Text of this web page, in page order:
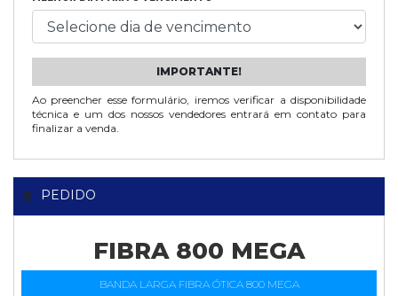
IMPORTANTE!
Ao preencher esse formulário, iremos verificar a disponibilidade
técnica e um dos nossos vendedores entrará em contato para
finalizar a venda.
3 PEDIDO
FIBRA 800 MEGA
BANDA LARGA FIBRA ÓTICA 800 MEGA